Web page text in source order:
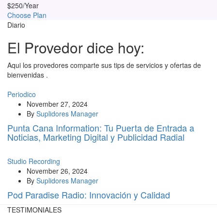
$250/Year
Choose Plan
Diario
El Provedor dice hoy:
Aqui los provedores comparte sus tips de servicios y ofertas de
bienvenidas .
Periodico
November 27, 2024
By Suplidores Manager
Punta Cana Information: Tu Puerta de Entrada a
Noticias, Marketing Digital y Publicidad Radial
Studio Recording
November 26, 2024
By Suplidores Manager
Pod Paradise Radio: Innovación y Calidad
TESTIMONIALES